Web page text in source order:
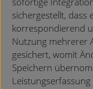
sichergestellt, dass
korrespondierend
Nutzung mehrerer
gesichert, womit
Speichern